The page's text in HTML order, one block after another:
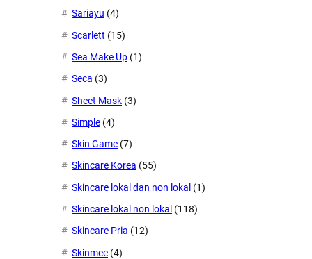
Sariayu (4)
Scarlett (15)
Sea Make Up (1)
Seca (3)
Sheet Mask (3)
Simple (4)
Skin Game (7)
Skincare Korea (55)
Skincare lokal dan non lokal (1)
Skincare lokal non lokal (118)
Skincare Pria (12)
Skinmee (4)